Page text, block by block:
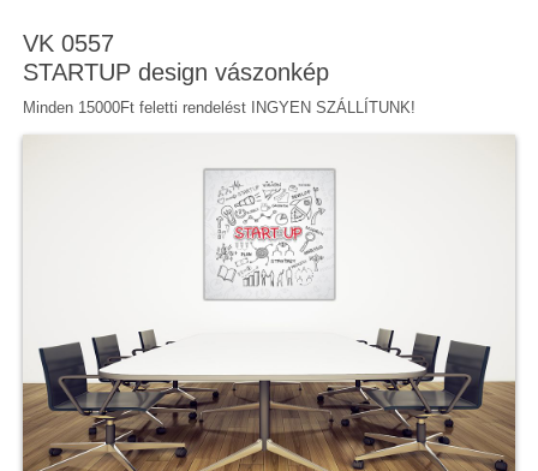
VK 0557
STARTUP design vászonkép
Minden 15000Ft feletti rendelést INGYEN SZÁLLÍTUNK!